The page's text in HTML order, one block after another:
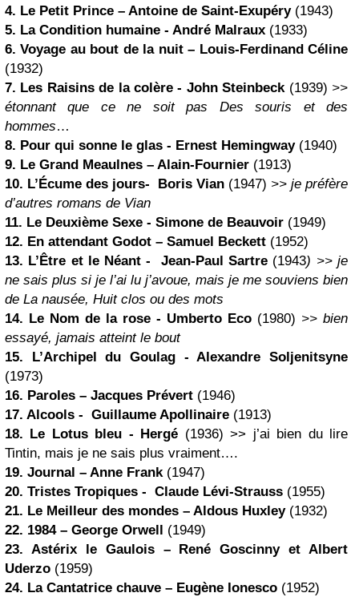
4. Le Petit Prince – Antoine de Saint-Exupéry (1943)
5. La Condition humaine - André Malraux (1933)
6.Voyage au bout de la nuit– Louis-Ferdinand Céline
(1932)
7. Les Raisins de la colère - John Steinbeck (1939) >>
étonnant que ce ne soit pas Des souris et des
hommes…
8. Pour qui sonne le glas - Ernest Hemingway (1940)
9. Le Grand Meaulnes – Alain-Fournier (1913)
10. L’Écume des jours- Boris Vian (1947) >> je préfère
d’autres romans de Vian
11. Le Deuxième Sexe - Simone de Beauvoir (1949)
12. En attendant Godot – Samuel Beckett (1952)
13. L’Être et le Néant - Jean-Paul Sartre (1943) >> je
ne sais plus si je l’ai lu j’avoue, mais je me souviens bien
de La nausée, Huit clos ou des mots
14. Le Nom de la rose - Umberto Eco (1980) >> bien
essayé, jamais atteint le bout
15. L’Archipel du Goulag -Alexandre Soljenitsyne
(1973)
16. Paroles – Jacques Prévert (1946)
17. Alcools - Guillaume Apollinaire (1913)
18. Le Lotus bleu - Hergé (1936) >> j’ai bien du lire
Tintin, mais je ne sais plus vraiment….
19. Journal – Anne Frank(1947)
20. Tristes Tropiques - Claude Lévi-Strauss (1955)
21. Le Meilleur des mondes – Aldous Huxley (1932)
22. 1984– George Orwell (1949)
23. Astérix le Gaulois– René Goscinny et Albert
Uderzo (1959)
24. La Cantatrice chauve – Eugène Ionesco (1952)